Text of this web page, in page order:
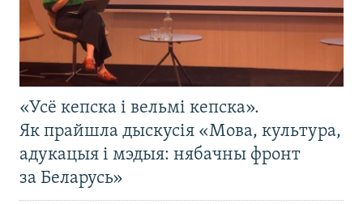
«Усё кепска і вельмі кепска».
Як прайшла дыскусія «Мова, культура,
адукацыя і мэдыя: нябачны фронт
за Беларусь»